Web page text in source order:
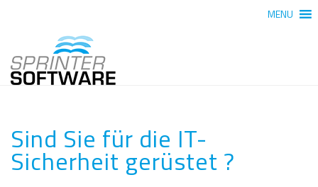
MENU
Sind Sie für die IT-
Sicherheit gerüstet ?